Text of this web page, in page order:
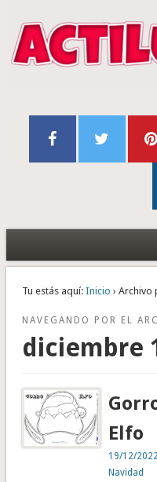
Tu estás aquí: Inicio ›
NAVEGANDO POR EL
diciembre
Elfo
19/12/2022
Navidad